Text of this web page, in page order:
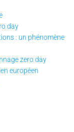
day
: un phénomène
zero day
européen